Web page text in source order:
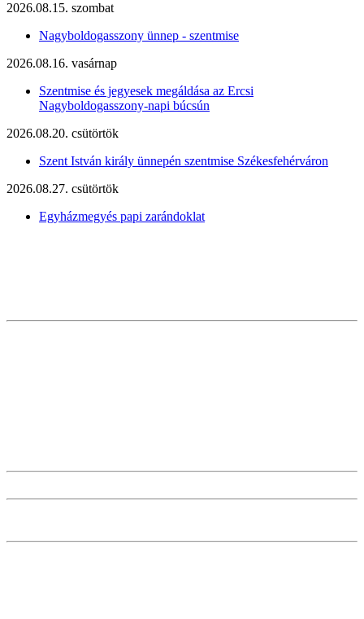
2026.08.15. szombat
Nagyboldogasszony ünnep - szentmise
2026.08.16. vasárnap
Szentmise és jegyesek megáldása az Ercsi
Nagyboldogasszony-napi búcsún
2026.08.20. csütörtök
Szent István király ünnepén szentmise Székesfehérváron
2026.08.27. csütörtök
Egyházmegyés papi zarándoklat